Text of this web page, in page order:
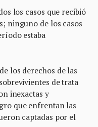
los casos que recibió
ninguno de los casos
estaba
los derechos de las
de trata
inexactas y
que enfrentan las
captadas por el